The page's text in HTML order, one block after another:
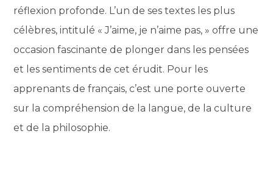
réflexion profonde. L’un de ses textes les plus
célèbres, intitulé « J’aime, je n’aime pas, » offre une
occasion fascinante de plonger dans les pensées
et les sentiments de cet érudit. Pour les
apprenants de français, c’est une porte ouverte
sur la compréhension de la langue, de la culture
et de la philosophie.